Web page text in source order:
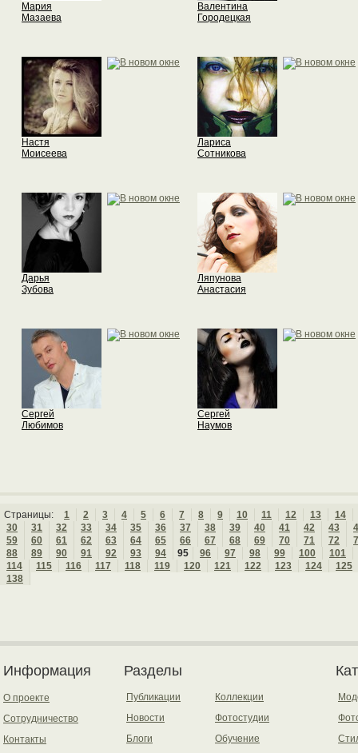
Мария
Мазаева
Валентина
Городецкая
Настя
Моисеева
Лариса
Сотникова
Дарья
Зубова
Ляпунова
Анастасия
Сергей
Любимов
Сергей
Наумов
Страницы: 1 2 3 4 5 6 7 8 9 10 11 12 13
14
30
31 32 33 34 35 36 37 38 39 40 41 42 43
59
60 61 62 63 64 65 66 67 68 69 70 71 72
88
89 90 91 92 93 94 95 96 97 98 99 100
101
114
115 116 117 118 119 120 121 122 123 124
125
138
Информация
О проекте
Сотрудничество
Контакты
Разделы
Публикации
Новости
Блоги
Коллекции
Фотостудии
Обучение